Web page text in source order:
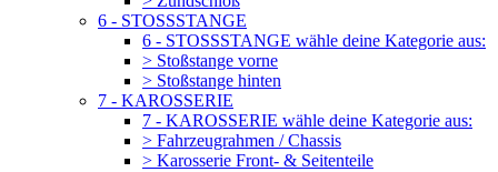
6 - STOSSSTANGE
6 - STOSSSTANGE wähle deine Kategorie aus:
> Stoßstange vorne
> Stoßstange hinten
7 - KAROSSERIE
7 - KAROSSERIE wähle deine Kategorie aus:
> Fahrzeugrahmen / Chassis
> Karosserie Front- & Seitenteile